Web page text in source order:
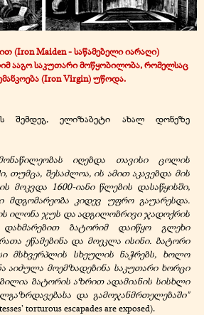
(Iron Maiden - საწამებელი იარაღი)
ააგო საკუთარი მოწყობილობა, რომელსაც
(Iron Virgin) უწოდა.
შემდეგ, ელიზაბეტი ახალ დონეზე
იღებდა თავისი ცოლის
თუმცა, შესაძლოა, ის ამით აკავებდა მის
მოკვდა 1600-იანი წლების დასაწყისში,
მდგომარეობა კიდევ უფრო გაუარესდა.
ილონა ჯუს და ადგილობრივი ჯადოქრის
ბატორიმ დაიწყო გლეხი
ეწამებინა და მოეკლა ისინი. ბატორი
მსხვერპლის სხეულის ნაჭრებს, ხოლო
აიძულა მოემზადებინა საკუთარი ხორცი
ბატორის აზრით ადამიანის სისხლი
და გამოჯანმრთელებაში"
torturous escapades are exposed).